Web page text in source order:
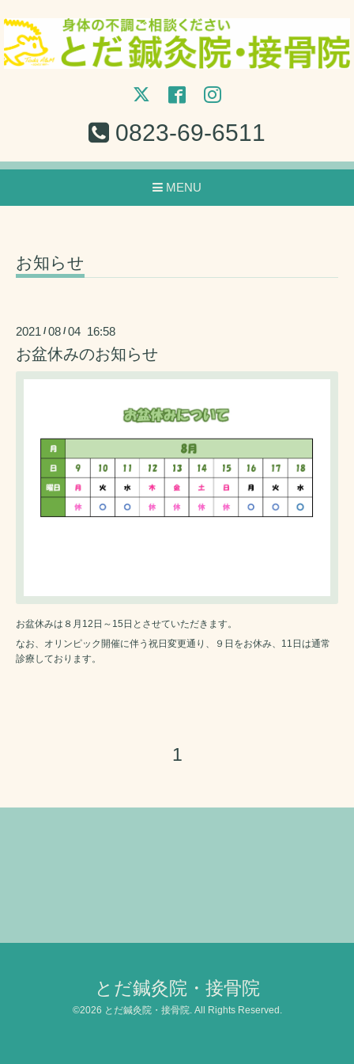
0823-69-6511
MENU
お知らせ
2021 /08 /04 16:58
お盆休みのお知らせ
お盆休みは８月12日～15日とさせていただきます。
なお、オリンピック開催に伴う祝日変更通り、９日をお休み、11日は通常
診療しております。
1
とだ鍼灸院・接骨院
©2026 とだ鍼灸院・接骨院. All Rights Reserved.